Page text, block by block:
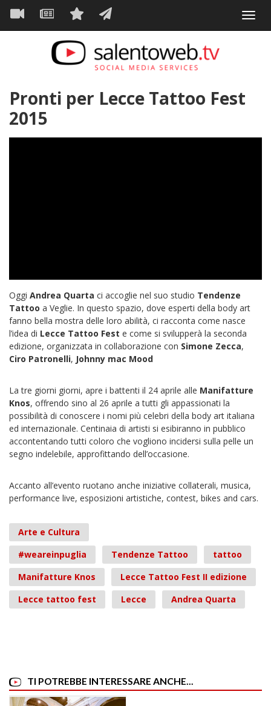
Salta
contenuto
Navigazione
principale
Pronti per Lecce Tattoo Fest
2015
Oggi Andrea Quarta ci accoglie nel suo studio Tendenze
Tattoo a Veglie. In questo spazio, dove esperti della body art
fanno bella mostra delle loro abilità, ci racconta come nasce
l’idea di Lecce Tattoo Fest e come si svilupperà la seconda
edizione, organizzata in collaborazione con Simone Zecca,
Ciro Patronelli, Johnny mac Mood
La tre giorni giorni, apre i battenti il 24 aprile alle Manifatture
Knos, offrendo sino al 26 aprile a tutti gli appassionati la
possibilità di conoscere i nomi più celebri della body art italiana
ed internazionale. Centinaia di artisti si esibiranno in pubblico
accontentando tutti coloro che vogliono incidersi sulla pelle un
segno indelebile, approfittando dell’occasione.
Accanto all’evento ruotano anche iniziative collaterali, musica,
performance live, esposizioni artistiche, contest, bikes and cars.
Arte e Cultura
#weareinpuglia
Tendenze Tattoo
tattoo
Manifatture Knos
Lecce Tattoo Fest II edizione
Lecce tattoo fest
Lecce Andrea Quarta
TI POTREBBE INTERESSARE ANCHE...